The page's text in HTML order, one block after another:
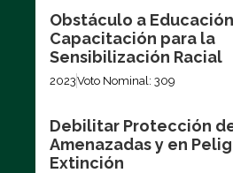
Obstáculo a
Capacitación para la
Sensibilización Racial
2023Voto Nominal: 309
Debilitar Protección
Amenazadas y en
Extinción